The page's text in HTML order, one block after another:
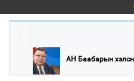
АН Баабарын